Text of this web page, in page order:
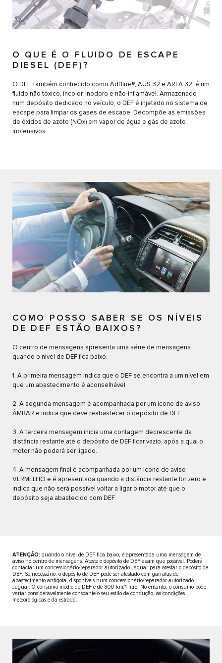
O QUE É O FLUIDO DE ESCAPE
DIESEL (DEF)?
O DEF, também conhecido como AdBlue®, AUS 32 e ARLA 32, é um
fluido não tóxico, incolor, inodoro e não-inflamável. Armazenado
num depósito dedicado no veículo, o DEF é injetado no sistema de
escape para limpar os gases de escape. Decompõe as emissões
de óxidos de azoto (NOx) em vapor de água e gás de azoto
inofensivos.
COMO POSSO SABER SE OS NÍVEIS
DE DEF ESTÃO BAIXOS?
O centro de mensagens apresenta uma série de mensagens
quando o nível de DEF fica baixo.
1. A primeira mensagem indica que o DEF se encontra a um nível em
que um abastecimento é aconselhável.
2. A segunda mensagem é acompanhada por um ícone de aviso
ÂMBAR e indica que deve reabastecer o depósito de DEF.
3. A terceira mensagem inicia uma contagem decrescente da
distância restante até o depósito de DEF ficar vazio, após a qual o
motor não poderá ser ligado.
4. A mensagem final é acompanhada por um ícone de aviso
VERMELHO e é apresentada quando a distância restante for zero e
indica que não será possível voltar a ligar o motor até que o
depósito seja abastecido com DEF.
ATENÇÃO: quando o nível de DEF fica baixo, é apresentada uma mensagem de
aviso no centro de mensagens. Ateste o depósito de DEF assim que possível. Poderá
contactar um concessionário/reparador autorizado Jaguar para atestar o depósito de
DEF. Se necessário, o depósito de DEF pode ser atestado com garrafas de
abastecimento antigota, disponíveis num concessionário/reparador autorizado
Jaguar. O consumo médio de DEF é de 800 km/1 litro. No entanto, o consumo pode
variar consideravelmente consoante o seu estilo de condução, as condições
meteorológicas e da estrada.